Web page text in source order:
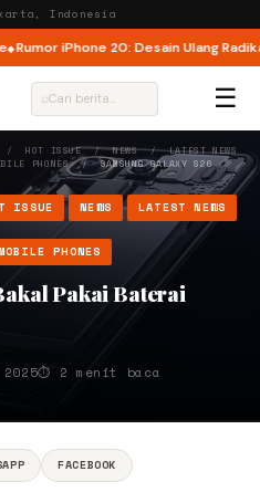
Indonesia
iPhone 20: Desain Ulang Radikal
⌕ ☰
/ HOT ISSUE/NEWS/LATEST NEWS
PHONES/SAMSUNG GALAXY S26
ISSUE NEWS LATEST NEWS
PHONES
Pakai Baterai
⏱ 2 menit baca
FACEBOOK